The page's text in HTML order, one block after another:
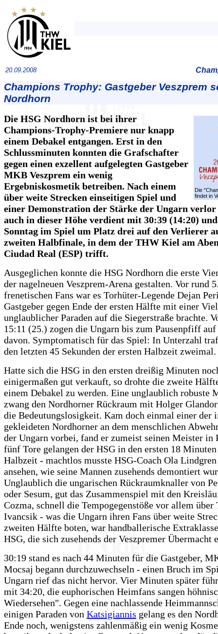
20.09.2008
Champions Trophy: Gastgeber Veszprem
Nordhorn
Die
findet in
Die HSG Nordhorn ist bei ihrer
Champions-Trophy-Premiere nur knapp
einem Debakel entgangen. Erst in den
Schlussminuten konnten die Grafschafter
gegen einen exzellent aufgelegten Gastgeber
MKB Veszprem ein wenig
Ergebniskosmetik betreiben. Nach einem
über weite Strecken einseitigen Spiel und
einer Demonstration der Stärke der Ungarn
auch in dieser Höhe verdient mit 30:39 (14:20)
Sonntag im Spiel um Platz drei auf den Verlierer
zweiten Halbfinale, in dem der THW Kiel am
Ciudad Real (ESP) trifft.
Ausgeglichen konnte die HSG Nordhorn die erste
der nagelneuen Veszprem-Arena gestalten. Vor rund
frenetischen Fans war es Torhüter-Legende Dejan
Gastgeber gegen Ende der ersten Hälfte mit einer
unglaublicher Paraden auf die Siegerstraße brachte.
15:11 (25.) zogen die Ungarn bis zum Pausenpfiff
davon. Symptomatisch für das Spiel: In Unterzahl
den letzten 45 Sekunden der ersten Halbzeit zweimal.
Hatte sich die HSG in den ersten dreißig Minuten
einigermaßen gut verkauft, so drohte die zweite
einem Debakel zu werden. Eine unglaublich robuste
zwang den Nordhorner Rückraum mit Holger
die Bedeutungslosigkeit. Kam doch einmal einer der
gekleideten Nordhorner an dem menschlichen
der Ungarn vorbei, fand er zumeist seinen Meister in
fünf Tore gelangen der HSG in den ersten 18
Halbzeit - machtlos musste HSG-Coach Ola
ansehen, wie seine Mannen zusehends demontiert
Unglaublich die ungarischen Rückraumknaller von
oder Sesum, gut das Zusammenspiel mit den
Cozma, schnell die Tempogegenstöße vor allem über
Ivancsik - was die Ungarn ihren Fans über weite
zweiten Hälfte boten, war handballerische
HSG, die sich zusehends der Veszpremer Übermacht
30:19 stand es nach 44 Minuten für die Gastgeber,
Mocsaj begann durchzuwechseln - einen Bruch im
Ungarn rief das nicht hervor. Vier Minuten später
mit 34:20, die euphorischen Heimfans sangen
Wiedersehen". Gegen eine nachlassende
einigen Paraden von Katsigiannis gelang es den
Ende noch, wenigstens zahlenmäßig ein wenig